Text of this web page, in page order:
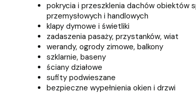
pokrycia i przeszklenia dachów obiektów
przemysłowych i handlowych
klapy dymowe i świetliki
zadaszenia pasaży, przystanków, wiat
werandy, ogrody zimowe, balkony
szklarnie, baseny
ściany działowe
sufity podwieszane
bezpieczne wypełnienia okien i drzwi